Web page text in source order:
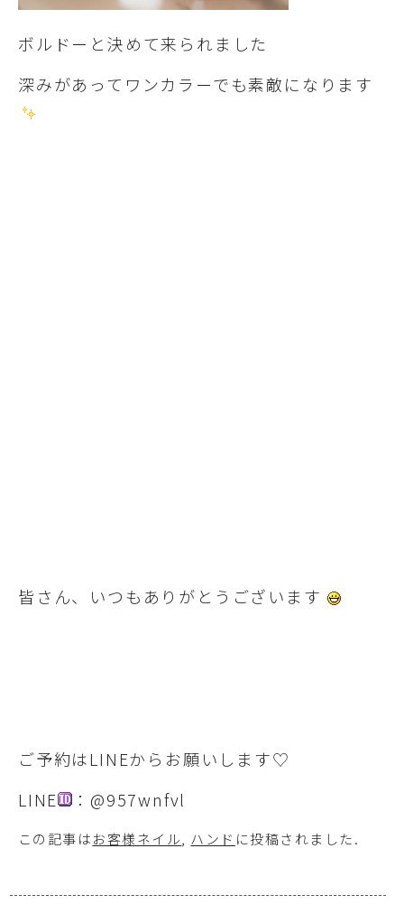
ボルドーと決めて来られました
深みがあってワンカラーでも素敵になります
皆さん、いつもありがとうございます
ご予約はLINEからお願いします♡
LINE
：@957wnfvl
この記事はお客様ネイル, ハンド に投稿されました.